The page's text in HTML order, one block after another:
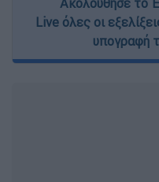
Ακολούθησε το
Live όλες οι
υπογραφή